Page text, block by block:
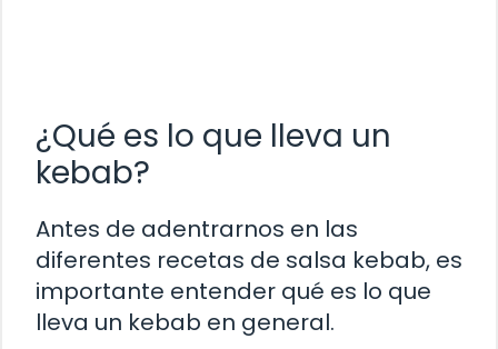
¿Qué es lo que lleva un
kebab?
Antes de adentrarnos en las
diferentes recetas de salsa kebab, es
importante entender qué es lo que
lleva un kebab en general.